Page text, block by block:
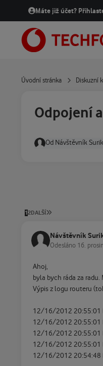
Přejít na obsah
Máte již účet?
Úvodní stránka Diskuzní
Odpojení
Od Návštěvník
12DALŠÍ
Návštěvník
Odesláno 16.
Ahoj,
byla bych ráda za
Výpis z logu routeru
12/16/2012 20:55:01
12/16/2012 20:55:01
12/16/2012 20:55:01
12/16/2012 20:55:01
12/16/2012 20:54:48